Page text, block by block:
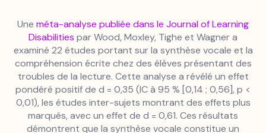
Une méta-analyse publiée dans le Journal of Learning
Disabilities par Wood, Moxley, Tighe et Wagner a
examiné 22 études portant sur la synthèse vocale et la
compréhension écrite chez des élèves présentant des
troubles de la lecture. Cette analyse a révélé un effet
pondéré positif de d = 0,35 (IC à 95 % [0,14 ; 0,56], p <
0,01), les études inter-sujets montrant des effets plus
marqués, avec un effet de d = 0,61. Ces résultats
démontrent que la synthèse vocale constitue un